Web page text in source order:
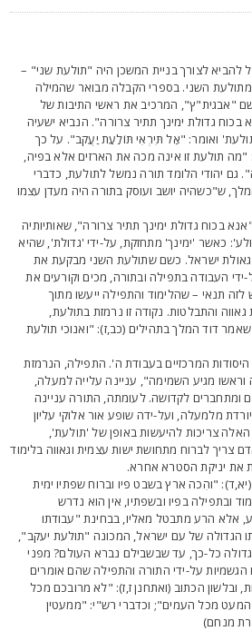
לצורך בניית המשכן היה "תולעת שני" –
השני. בספרי הקבלה מבואר שהמילה
בגימטרייה (506) לשם "אבגית"ץ", המרכיב את ראשי התיבות של
גדולת ימינך תתיר צרורה". הנביא ישעיה
ואומר: "אַל תִּירְאִי תּוֹלַעַת יַעֲקֹב". על כך
תולעת זו אינה מכה את הארזים אלא בפיה,
יהודי הלומד תורה נמשל לתולעת, כדברי
ש"כשהיה יושב ועוסק בתורה היה מעדן עצמו
גדולת ימינך תתיר צרורה", שאותיותיה
כאשר 'ימינך' מתחזקת, על-ידי 'גדולת', שהיא
ישראל. כשם שתולעת השני מבקעת את
העבודה בתפילה ובתורה, מכים וקורעים את
תנאי – שהלימוד והתפילה ייעשו מתוך
והתבלטות. נקודה זו נרמזת בתולעת,
דוד המלך בתהילים (כב,ז): "ואנוכי תולעת
המרכזיים בעבודת ה'. התפילה, הנרמזת
מגיע השמימה", עניינה עלייה למעלה,
לקדושה. לעומתה, התורה עניינה
מלמעלה, ועל-ידה שופע אור אלוקי עליון
צריכות להיעשות באופן של 'תולעת',
לברוח מתחושת ישות עצמית וגאווה בלימוד
יניקת הסטרא אחרא.
"והִכה ארץ בשבט פיו וברוח שפתיו ימית
בפיו ובשפתיו, אין הוא נדרש
הרע מתבטל מאליו, בבחינת "עבודתו
של עם ישראל, המכונה "תולעת יעקב",
כל-כך, עד שבשבילם נברא העולם? מפני
על-ידי התורה והתפילה שהם אומרים
הכתוב (ואתחנן ז,ז): "לא מרובכם מכל
מכל העמים"; וכדברי רש"י: "ממעטין
מנחם)